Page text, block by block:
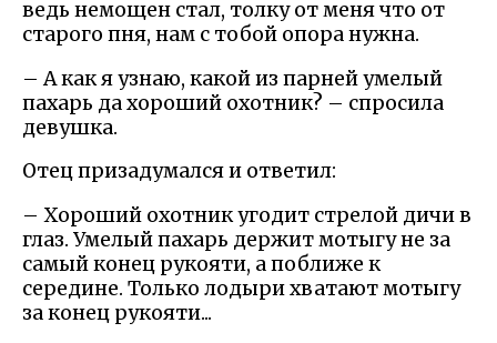
ведь немощен стал, толку от меня что от
старого пня, нам с тобой опора нужна.
– А как я узнаю, какой из парней умелый
пахарь да хороший охотник? – спросила
девушка.
Отец призадумался и ответил:
– Хороший охотник угодит стрелой дичи в
глаз. Умелый пахарь держит мотыгу не за
самый конец рукояти, а поближе к
середине. Только лодыри хватают мотыгу
за конец рукояти...